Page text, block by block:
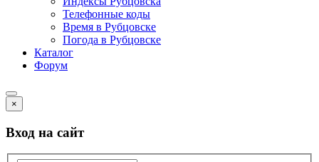
Телефонные коды
Время в Рубцовске
Погода в Рубцовске
Каталог
Форум
×
Вход на сайт